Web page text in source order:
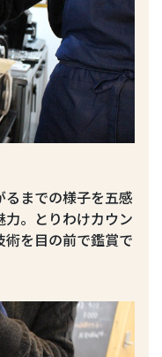
までの様子を五感
。とりわけカウン
を目の前で鑑賞で